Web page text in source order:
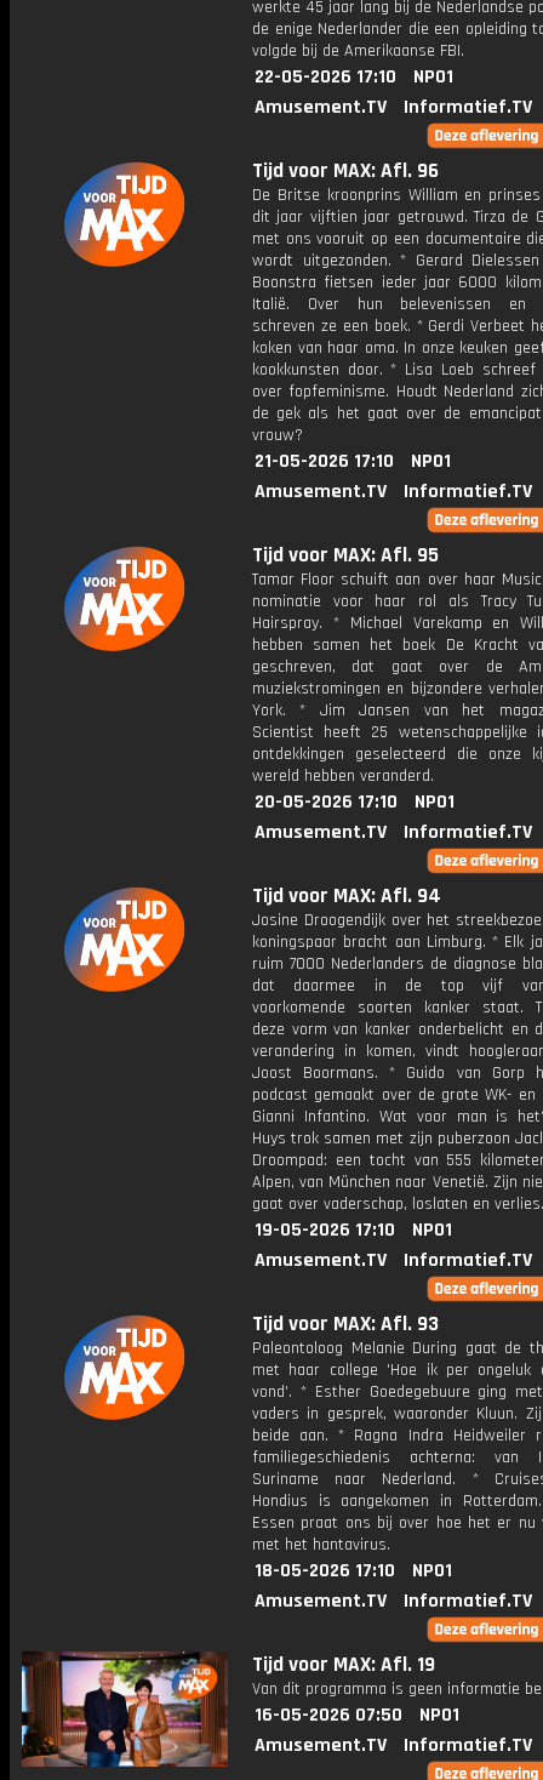
werkte 45 jaar lang bij de Nederlandse
de enige Nederlander die een opleiding
volgde bij de Amerikaanse FBI.
22-05-2026 17:10
NPO1
Amusement.TV
Informatief.TV
Tijd voor MAX: Afl. 96
De Britse kroonprins William en
dit jaar vijftien jaar getrouwd. Tirza de
met ons vooruit op een documentaire
wordt uitgezonden. * Gerard
Boonstra fietsen ieder jaar 6000
Italië. Over hun belevenissen en
schreven ze een boek. * Gerdi Verbeet
koken van haar oma. In onze keuken
kookkunsten door. * Lisa Loeb schreef
over fopfeminisme. Houdt Nederland
de gek als het gaat over de
vrouw?
21-05-2026 17:10
NPO1
Amusement.TV
Informatief.TV
Tijd voor MAX: Afl. 95
Tamar Floor schuift aan over haar
nominatie voor haar rol als Tracy
Hairspray. * Michael Varekamp en
hebben samen het boek De Kracht
geschreven, dat gaat over de
muziekstromingen en bijzondere
York. * Jim Jansen van het
Scientist heeft 25 wetenschappelijke
ontdekkingen geselecteerd die onze
wereld hebben veranderd.
20-05-2026 17:10
NPO1
Amusement.TV
Informatief.TV
Tijd voor MAX: Afl. 94
Josine Droogendijk over het
koningspaar bracht aan Limburg. * Elk
ruim 7000 Nederlanders de diagnose
dat daarmee in de top vijf
voorkomende soorten kanker staat.
deze vorm van kanker onderbelicht en
verandering in komen, vindt
Joost Boormans. * Guido van Gorp
podcast gemaakt over de grote WK- en
Gianni Infantino. Wat voor man is
Huys trok samen met zijn puberzoon
Droompad: een tocht van 555
Alpen, van München naar Venetië. Zijn
gaat over vaderschap, loslaten en verlies.
19-05-2026 17:10
NPO1
Amusement.TV
Informatief.TV
Tijd voor MAX: Afl. 93
Paleontoloog Melanie During gaat de
met haar college 'Hoe ik per ongeluk
vond'. * Esther Goedegebuure ging
vaders in gesprek, waaronder Kluun.
beide aan. * Ragna Indra Heidweiler
familiegeschiedenis achterna: van
Suriname naar Nederland. *
Hondius is aangekomen in
Essen praat ons bij over hoe het er nu
met het hantavirus.
18-05-2026 17:10
NPO1
Amusement.TV
Informatief.TV
Tijd voor MAX: Afl. 19
Van dit programma is geen informatie
16-05-2026 07:50
NPO1
Amusement.TV
Informatief.TV